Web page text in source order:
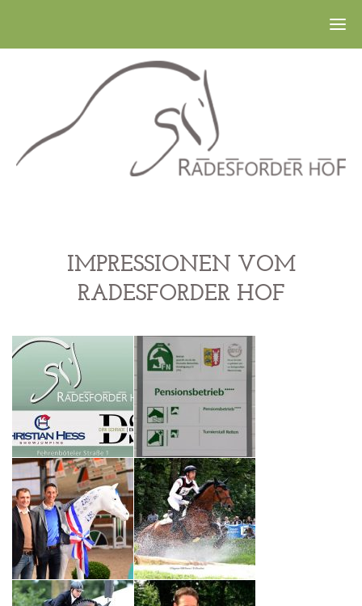
IMPRESSIONEN VOM
RADESFORDER HOF